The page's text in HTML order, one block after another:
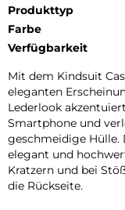
Produkttyp
Farbe
Verfügbarkeit
Mit dem Kindsuit
eleganten
Lederlook
Smartphone und
geschmeidige Hülle.
elegant und
Kratzern und bei
die Rückseite.